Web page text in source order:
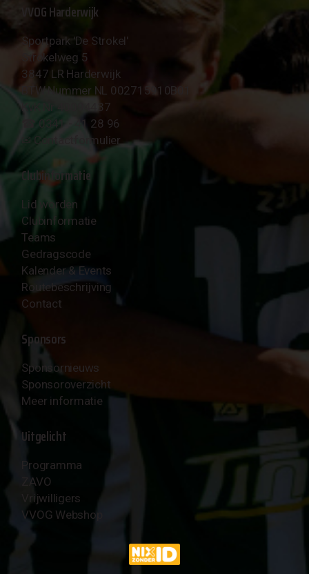
VVOG Harderwijk
Sportpark 'De Strokel'
Strokelweg 5
3847 LR Harderwijk
BTW Nummer NL 002715910B01
KvK Nr 40094437
☎︎ 0341 - 41 28 96
✉︎ Contactformulier
Clubinformatie
Lid worden
Clubinformatie
Teams
Gedragscode
Kalender & Events
Routebeschrijving
Contact
Sponsors
Sponsornieuws
Sponsoroverzicht
Meer informatie
Uitgelicht
Programma
ZAVO
Vrijwilligers
VVOG Webshop